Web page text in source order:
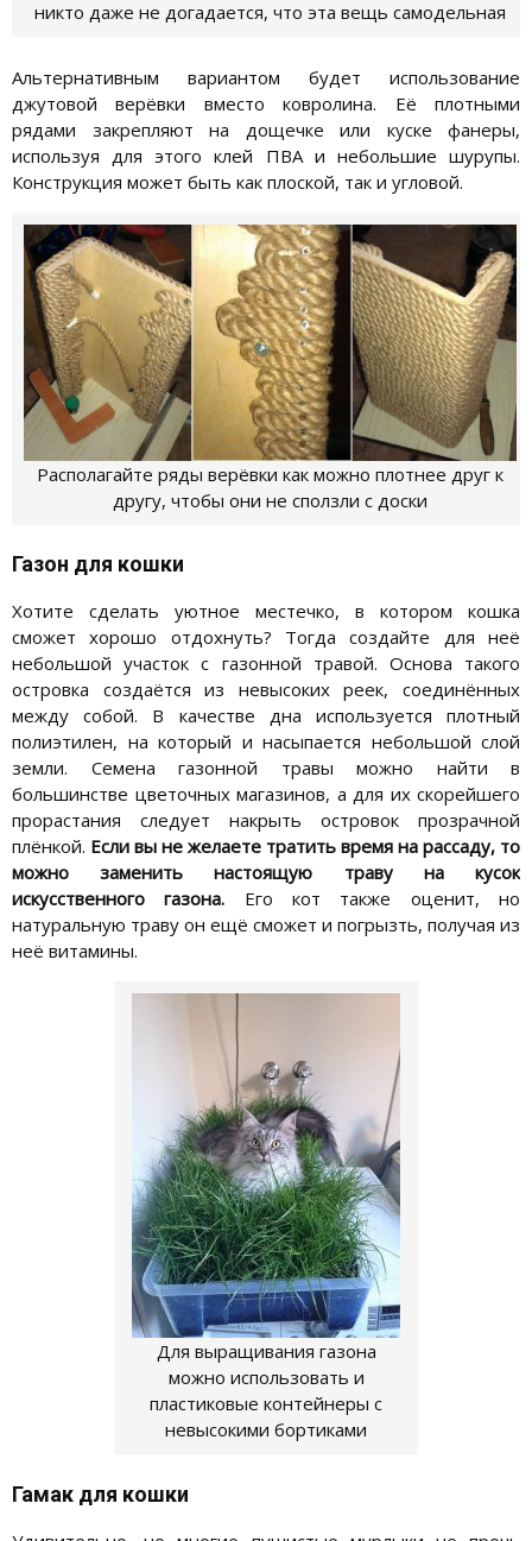
никто даже не догадается, что эта вещь самодельная
Альтернативным вариантом будет использование
джутовой верёвки вместо ковролина. Её плотными
рядами закрепляют на дощечке или куске фанеры,
используя для этого клей ПВА и небольшие шурупы.
Конструкция может быть как плоской, так и угловой.
Располагайте ряды верёвки как можно плотнее друг к
другу, чтобы они не сползли с доски
Газон для кошки
Хотите сделать уютное местечко, в котором кошка
сможет хорошо отдохнуть? Тогда создайте для неё
небольшой участок с газонной травой. Основа такого
островка создаётся из невысоких реек, соединённых
между собой. В качестве дна используется плотный
полиэтилен, на который и насыпается небольшой слой
земли. Семена газонной травы можно найти в
большинстве цветочных магазинов, а для их скорейшего
прорастания следует накрыть островок прозрачной
плёнкой. Если вы не желаете тратить время на рассаду, то
можно заменить настоящую траву на кусок
искусственного газона. Его кот также оценит, но
натуральную траву он ещё сможет и погрызть, получая из
неё витамины.
Для выращивания газона
можно использовать и
пластиковые контейнеры с
невысокими бортиками
Гамак для кошки